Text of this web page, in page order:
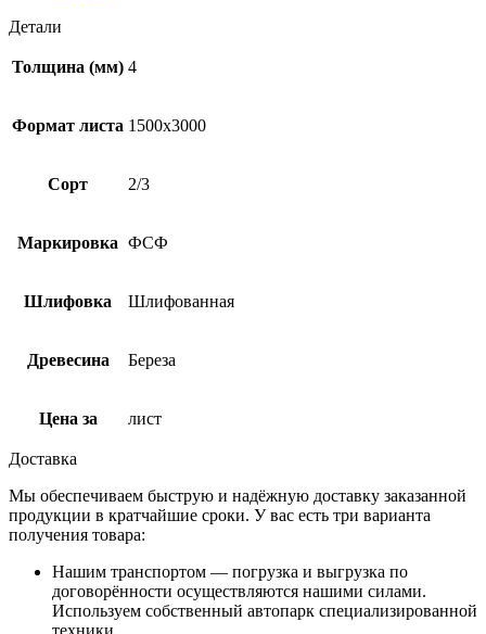
Детали
Толщина (мм) 4
Формат листа 1500х3000
Сорт 2/3
Маркировка ФСФ
Шлифовка Шлифованная
Древесина Береза
Цена за лист
Доставка
Мы обеспечиваем быструю и надёжную доставку заказанной
продукции в кратчайшие сроки. У вас есть три варианта
получения товара:
Нашим транспортом — погрузка и выгрузка по
договорённости осуществляются нашими силами.
Используем собственный автопарк специализированной
техники.